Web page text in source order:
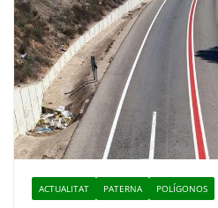
ACTUALITAT PATERNA POLÍGONOS